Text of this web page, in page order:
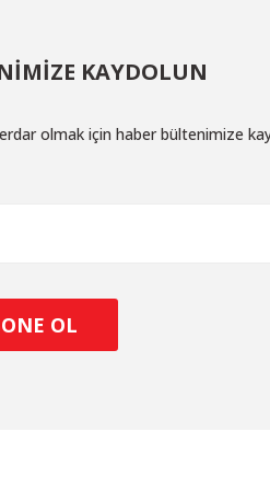
KAYDOLUN
olmak için haber bültenimize
OL